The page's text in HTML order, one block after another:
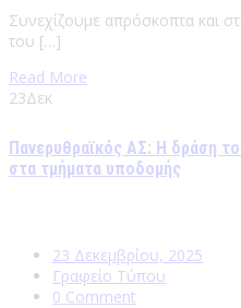
Συνεχίζουμε απρόσκοπτα και
του […]
Read More
23Δεκ
Πανερυθραϊκός ΑΣ: Η δράση
στα τμήματα υποδομής
23 Δεκεμβρίου, 2025
Γραφείο Τύπου
0 Comment